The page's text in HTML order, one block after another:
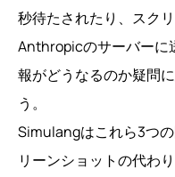
秒待たされたり、スク
Anthropicのサーバーに
報がどうなるのか疑問
う。
Simulangはこれら3つ
リーンショットの代わ